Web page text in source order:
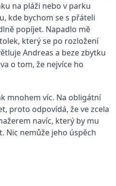
na pláži nebo v parku
kde bychom se s přáteli
popíjet. Napadlo mě
který se po rozložení
Andreas a beze zbytku
o tom, že nejvíce ho
mnohem víc. Na obligátní
proto odpovídá, že ve zcela
navíc, který by mu
Nic nemůže jeho úspěch